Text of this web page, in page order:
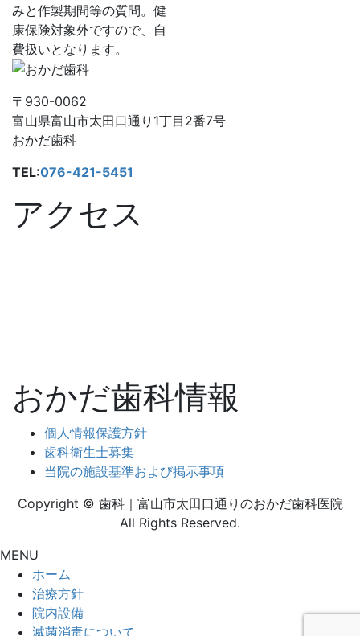
みと作製期間等の質問。健
康保険対象外ですので、自
費扱いとなります。
〒930-0062
富山県富山市太田口通り1丁目2番7号
おかだ歯科
TEL:076-421-5451
アクセス
おかだ歯科情報
個人情報保護方針
歯科衛生士募集
当院の施設基準および掲示事項
Copyright © 歯科｜富山市太田口通りのおかだ歯科医院
All Rights Reserved.
MENU
ホーム
治療方針
院内設備
滅菌消毒について